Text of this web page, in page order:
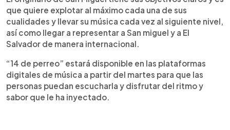
que quiere explotar al máximo cada una de sus
cualidades y llevar su música cada vez al siguiente nivel,
así como llegar a representar a San miguel y a El
Salvador de manera internacional.
“14 de perreo” estará disponible en las plataformas
digitales de música a partir del martes para que las
personas puedan escucharla y disfrutar del ritmo y
sabor que le ha inyectado.